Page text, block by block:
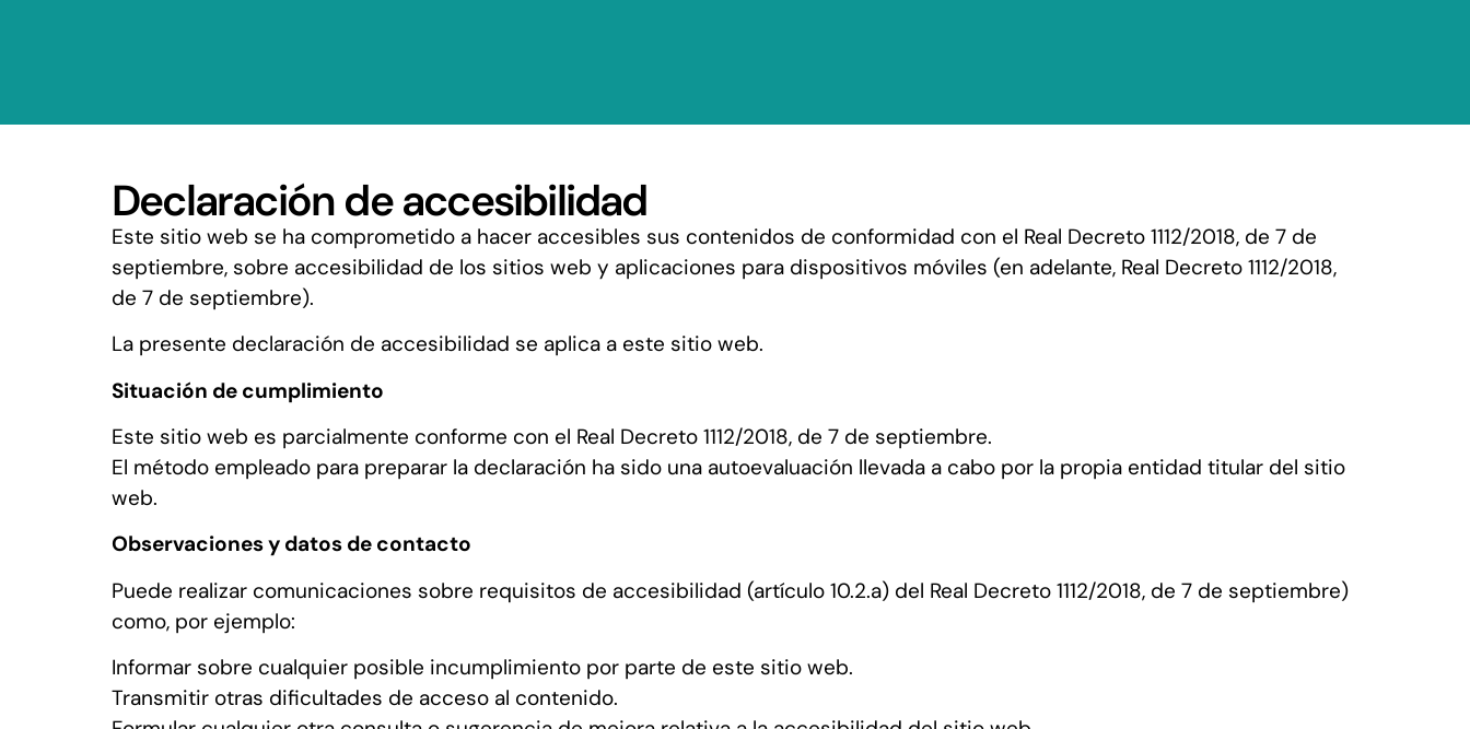
Declaración de accesibilidad
Este sitio web se ha comprometido a hacer accesibles sus contenidos de conformidad con el Real Decreto 1112/2018, de 7 de
septiembre, sobre accesibilidad de los sitios web y aplicaciones para dispositivos móviles (en adelante, Real Decreto 1112/2018,
de 7 de septiembre).
La presente declaración de accesibilidad se aplica a este sitio web.
Situación de cumplimiento
Este sitio web es parcialmente conforme con el Real Decreto 1112/2018, de 7 de septiembre.
El método empleado para preparar la declaración ha sido una autoevaluación llevada a cabo por la propia entidad titular del sitio
web.
Observaciones y datos de contacto
Puede realizar comunicaciones sobre requisitos de accesibilidad (artículo 10.2.a) del Real Decreto 1112/2018, de 7 de septiembre)
como, por ejemplo:
Informar sobre cualquier posible incumplimiento por parte de este sitio web.
Transmitir otras dificultades de acceso al contenido.